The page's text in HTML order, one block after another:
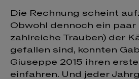
Die Rechnung scheint
Obwohl dennoch ein paar
zahlreiche Trauben) der
gefallen sind, konnten
Giuseppe 2015 ihren
einfahren. Und jeder